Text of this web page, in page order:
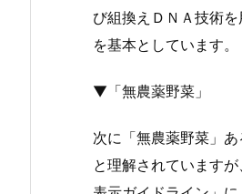
び組換えＤＮＡ技術
を基本としています。
▼「無農薬野菜」
次に「無農薬野菜」
と理解されています